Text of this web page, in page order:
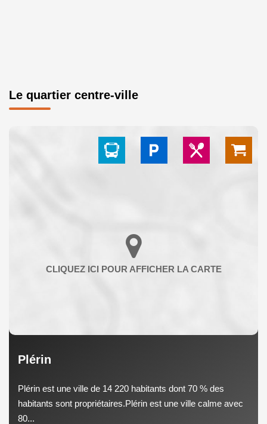
Le quartier centre-ville
Plérin
Plérin est une ville de 14 220 habitants dont 70 % des
habitants sont propriétaires.Plérin est une ville calme avec
80...